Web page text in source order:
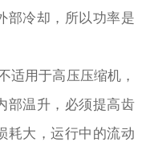
部冷却，所以功率是
适用于高压压缩机，
部温升，必须提高齿
耗大，运行中的流动